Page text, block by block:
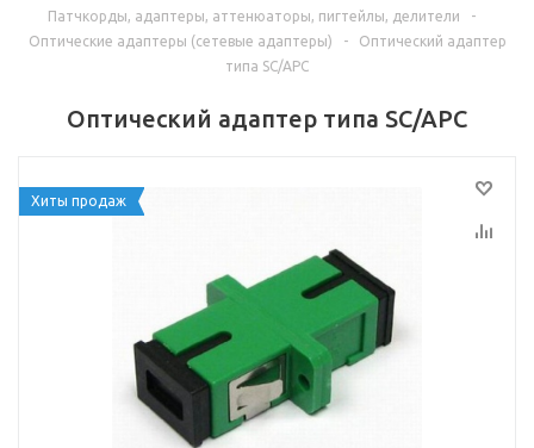
Патчкорды, адаптеры, аттенюаторы, пигтейлы, делители
-
Оптические адаптеры (сетевые адаптеры)
-
Оптический адаптер
типа SC/APC
Оптический адаптер типа SC/APC
Хиты продаж